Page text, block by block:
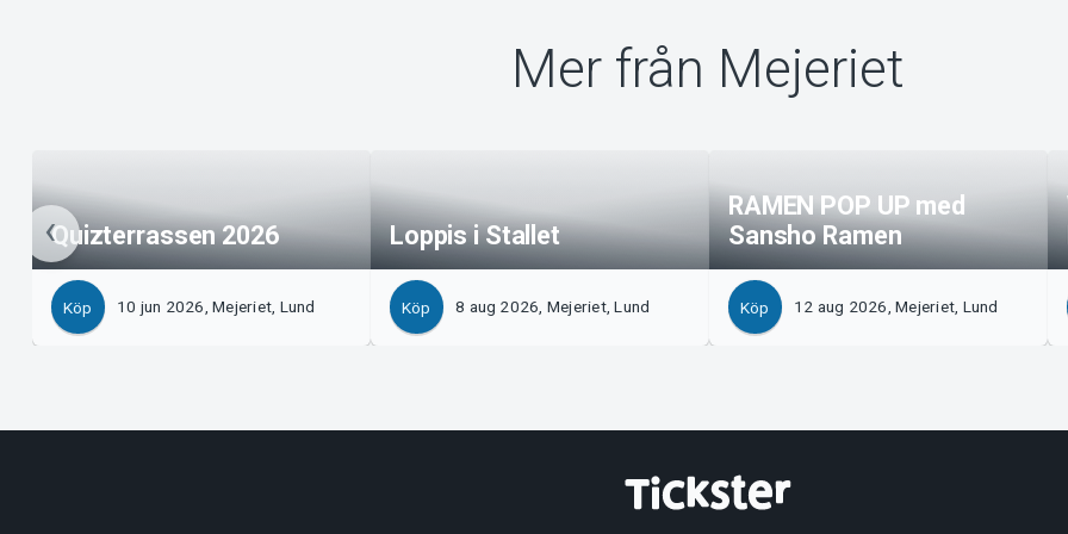
Mer från Mejeriet
Quizterrassen 2026
Köp 10 jun 2026, Mejeriet, Lund
Loppis i Stallet
Köp 8 aug 2026, Mejeriet, Lund
RAMEN POP UP med
Sansho Ramen
Köp 12 aug 2026, Mejeriet, Lund